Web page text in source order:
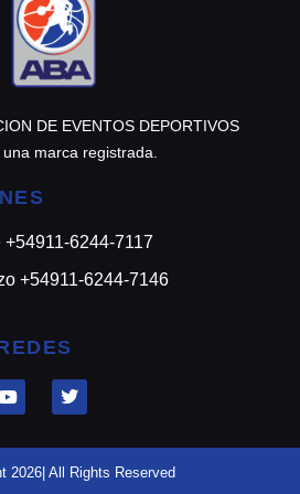
DE EVENTOS DEPORTIVOS
una marca registrada.
+54911-6244-7117
+54911-6244-7146
2026| All Rights Reserved